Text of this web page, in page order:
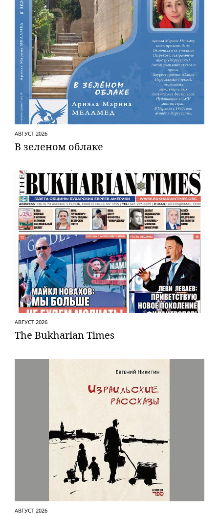
АВГУСТ 2026
В зеленом облаке
АВГУСТ 2026
The Bukharian Times
АВГУСТ 2026